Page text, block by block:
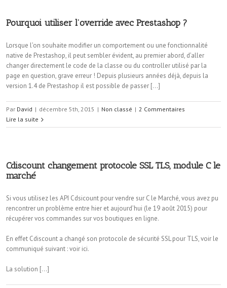
Pourquoi utiliser l’override avec Prestashop ?
Lorsque l’on souhaite modifier un comportement ou une fonctionnalité
native de Prestashop, il peut sembler évident, au premier abord, d’aller
changer directement le code de la classe ou du controller utilisé par la
page en question, grave erreur ! Depuis plusieurs années déjà, depuis la
version 1.4 de Prestashop il est possible de passer […]
Par David | décembre 5th, 2015 | Non classé | 2 Commentaires
Lire la suite
Cdiscount changement protocole SSL TLS, module C le
marché
Si vous utilisez les API Cdsicount pour vendre sur C le Marché, vous avez pu
rencontrer un problème entre hier et aujourd’hui (le 19 août 2015) pour
récupérer vos commandes sur vos boutiques en ligne.
En effet Cdiscount a changé son protocole de sécurité SSL pour TLS, voir le
communiqué suivant : voir ici.
La solution […]